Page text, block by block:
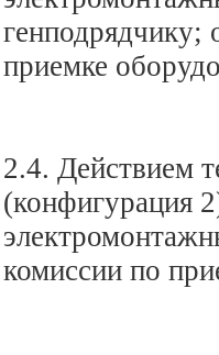
генподрядчику;
приемке
2.4. Действием
(конфигурация
комиссии по